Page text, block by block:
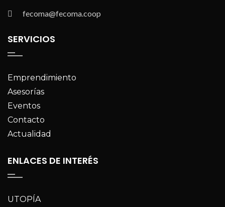
fecoma@fecoma.coop
SERVICIOS
Emprendimiento
Asesorías
Eventos
Contacto
Actualidad
ENLACES DE INTERÉS
UTOPÍA